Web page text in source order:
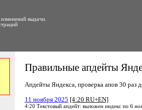
выдачи.
Правильные апдейты
Апдейты Яндекса, проверка апов 30 раз
11 ноября 2025 [4:20 RU+EN]
4:20 Текстовый апдейт: выложен индекс по 6